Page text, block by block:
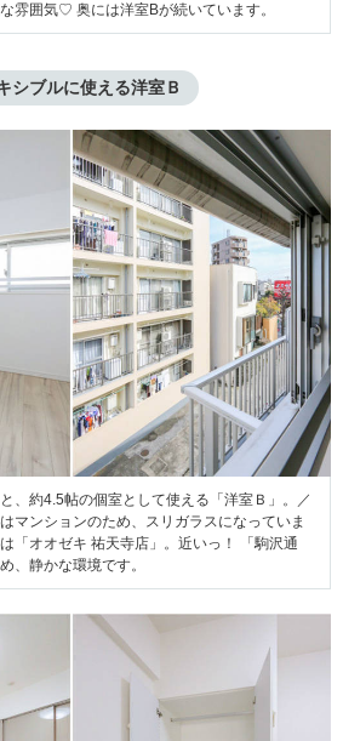
雰囲気♡ 奥には洋室Bが続いています。
シブルに使える洋室Ｂ
、約4.5帖の個室として使える「洋室Ｂ」。／
マンションのため、スリガラスになっていま
「オオゼキ 祐天寺店」。近いっ！ 「駒沢通
、静かな環境です。